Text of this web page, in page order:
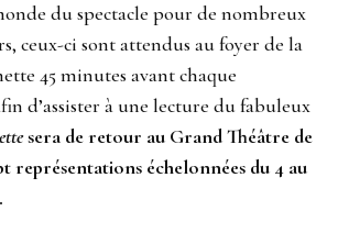
du spectacle pour de nombreux
ceux-ci sont attendus au foyer de la
45 minutes avant chaque
d’assister à une lecture du fabuleux
sera de retour au Grand Théâtre de
représentations échelonnées du 4 au